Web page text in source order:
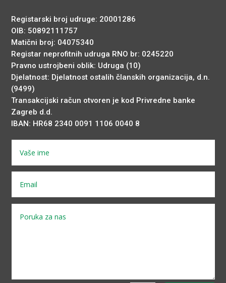
Registarski broj udruge: 20001286
OIB: 50892111757
Matični broj: 04075340
Registar neprofitnih udruga RNO br: 0245220
Pravno ustrojbeni oblik: Udruga (10)
Djelatnost: Djelatnost ostalih članskih organizacija, d.n.
(9499)
Transakcijski račun otvoren je kod Privredne banke
Zagreb d.d.
IBAN: HR68 2340 0091 1106 0040 8